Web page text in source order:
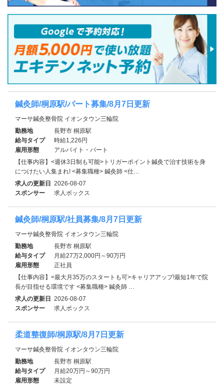
鍼灸師/桐原駅/パート募集/8月7日更新
マーサ鍼灸整骨院 イオンタウン三輪院
勤務地
長野市 桐原駅
給与タイプ
時給1,226円
雇用形態
アルバイト・パート
【仕事内容】<週休3日制も可能>トリガーポイント鍼灸で治す技術を身
につけたい人集まれ! <募集職種> 鍼灸師 <仕…
求人の更新日 2026-08-07
スポンサー
求人ボックス
鍼灸師/桐原駅/社員募集/8月7日更新
マーサ鍼灸整骨院 イオンタウン三輪院
勤務地
長野市 桐原駅
給与タイプ
月給27万2,000円～90万円
雇用形態
正社員
【仕事内容】<最大月35万のスタートも可>キャリアアップ!最短1年で院
長が目指せる環境です <募集職種> 鍼灸師 …
求人の更新日 2026-08-07
スポンサー
求人ボックス
柔道整復師/桐原駅/8月7日更新
マーサ鍼灸整骨院 イオンタウン三輪院
勤務地
長野市 桐原駅
給与タイプ
月給20万円～90万円
雇用形態
未設定